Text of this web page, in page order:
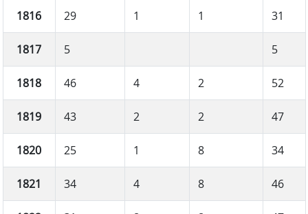
1816 29 1 1 31
1817 5 5
1818 46 4 2 52
1819 43 2 2 47
1820 25 1 8 34
1821 34 4 8 46